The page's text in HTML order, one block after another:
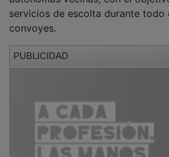
autónomas vecinas, con el
servicios de escolta durante todo
convoyes.